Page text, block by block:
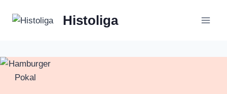
Inhalt
Histoliga